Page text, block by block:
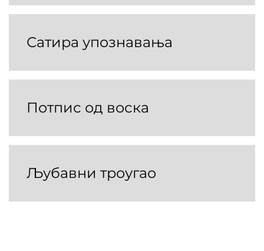
Сатира упознавања
Потпис од воска
Љубавни троугао